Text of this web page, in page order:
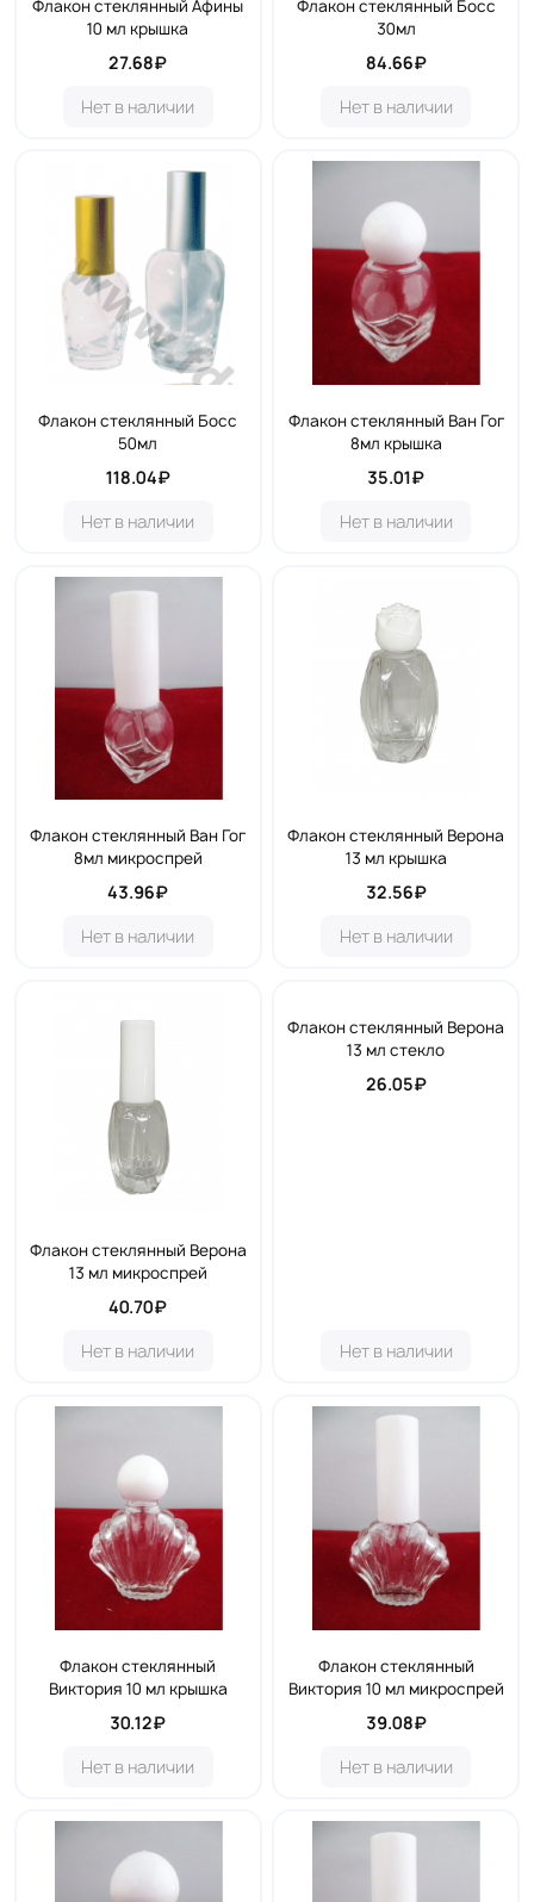
Флакон стеклянный Афины
10 мл крышка
27.68₽
Нет в наличии
Флакон стеклянный Босс
30мл
84.66₽
Нет в наличии
Флакон стеклянный Босс
50мл
118.04₽
Нет в наличии
Флакон стеклянный Ван Гог
8мл крышка
35.01₽
Нет в наличии
Флакон стеклянный Ван Гог
8мл микроспрей
43.96₽
Нет в наличии
Флакон стеклянный Верона
13 мл крышка
32.56₽
Нет в наличии
Флакон стеклянный Верона
13 мл микроспрей
40.70₽
Нет в наличии
Флакон стеклянный Верона
13 мл стекло
26.05₽
Нет в наличии
Флакон стеклянный
Виктория 10 мл крышка
30.12₽
Нет в наличии
Флакон стеклянный
Виктория 10 мл микроспрей
39.08₽
Нет в наличии